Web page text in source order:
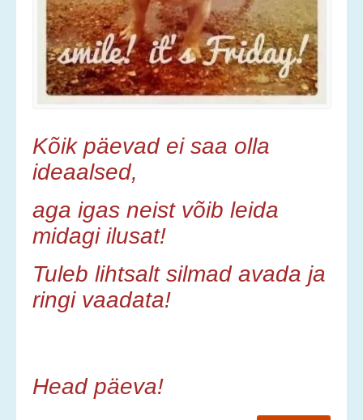
Kõik päevad ei saa olla
ideaalsed,
aga igas neist võib leida
midagi ilusat!
Tuleb lihtsalt silmad avada ja
ringi vaadata!
Head päeva!